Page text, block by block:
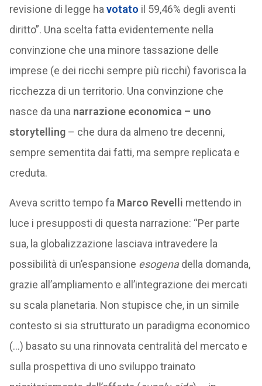
revisione di legge ha votato il 59,46% degli aventi
diritto”. Una scelta fatta evidentemente nella
convinzione che una minore tassazione delle
imprese (e dei ricchi sempre più ricchi) favorisca la
ricchezza di un territorio. Una convinzione che
nasce da una narrazione economica – uno
storytelling– che dura da almeno tre decenni,
sempre sementita dai fatti, ma sempre replicata e
creduta.
Aveva scritto tempo fa Marco Revelli mettendo in
luce i presupposti di questa narrazione: “Per parte
sua, la globalizzazione lasciava intravedere la
possibilità di un’espansione esogenadella domanda,
grazie all’ampliamento e all’integrazione dei mercati
su scala planetaria. Non stupisce che, in un simile
contesto si sia strutturato un paradigma economico
(…) basato su una rinnovata centralità del mercato e
sulla prospettiva di uno sviluppo trainato